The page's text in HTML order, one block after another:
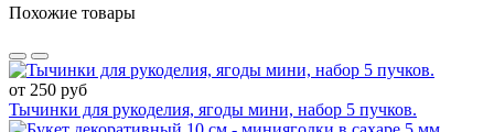
Похожие товары
от 250 руб
Тычинки для рукоделия, ягоды мини, набор 5 пучков.